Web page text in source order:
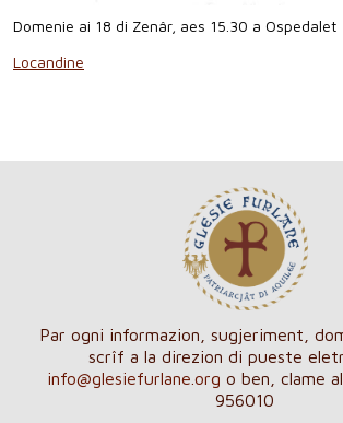
Domenie ai 18 di Zenâr, aes 15.30 a Ospedalet
Locandine
Par ogni informazion, sugjeriment,
scrîf a la direzion di pueste
info@glesiefurlane.org o ben, clame
956010